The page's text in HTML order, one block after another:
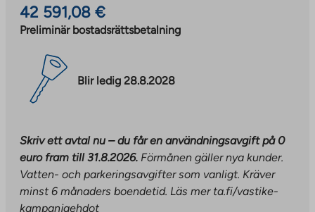
42 591,08 €
Preliminär bostadsrättsbetalning
Blir ledig 28.8.2028
Skriv ett avtal nu – du får en användningsavgift på 0
euro fram till 31.8.2026. Förmånen gäller nya kunder.
Vatten- och parkeringsavgifter som vanligt. Kräver
minst 6 månaders boendetid. Läs mer ta.fi/vastike-
kampanjaehdot